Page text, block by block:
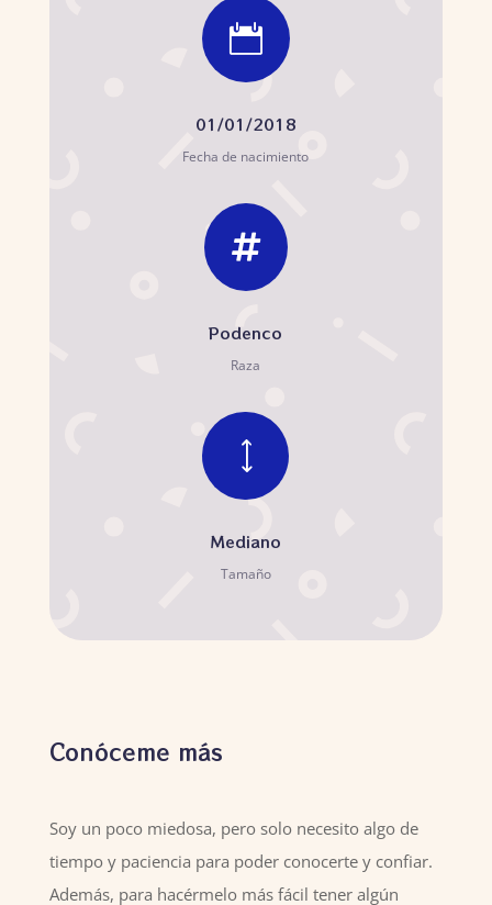

01/01/2018
Fecha de nacimiento

Podenco
Raza
)
Mediano
Tamaño
Conóceme más
Soy un poco miedosa, pero solo necesito algo de
tiempo y paciencia para poder conocerte y confiar.
Además, para hacérmelo más fácil tener algún